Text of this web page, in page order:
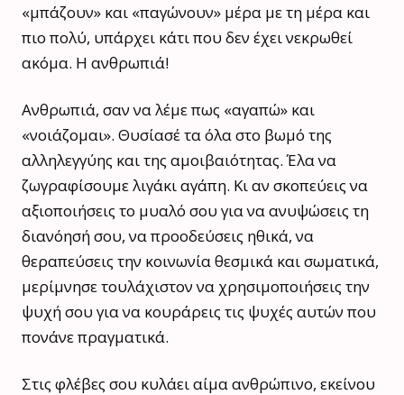
«μπάζουν» και «παγώνουν» μέρα με τη μέρα και
πιο πολύ, υπάρχει κάτι που δεν έχει νεκρωθεί
ακόμα. Η ανθρωπιά!
Ανθρωπιά, σαν να λέμε πως «αγαπώ» και
«νοιάζομαι». Θυσίασέ τα όλα στο βωμό της
αλληλεγγύης και της αμοιβαιότητας. Έλα να
ζωγραφίσουμε λιγάκι αγάπη. Κι αν σκοπεύεις να
αξιοποιήσεις το μυαλό σου για να ανυψώσεις τη
διανόησή σου, να προοδεύσεις ηθικά, να
θεραπεύσεις την κοινωνία θεσμικά και σωματικά,
μερίμνησε τουλάχιστον να χρησιμοποιήσεις την
ψυχή σου για να κουράρεις τις ψυχές αυτών που
πονάνε πραγματικά.
Στις φλέβες σου κυλάει αίμα ανθρώπινο, εκείνου